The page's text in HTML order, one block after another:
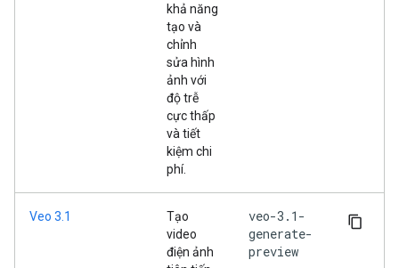
khả năng
tạo và
chỉnh
sửa hình
ảnh với
độ trễ
cực thấp
và tiết
kiệm chi
phí.
Veo 3.1
Tạo
video
điện ảnh
veo-3.1-
generate-
preview